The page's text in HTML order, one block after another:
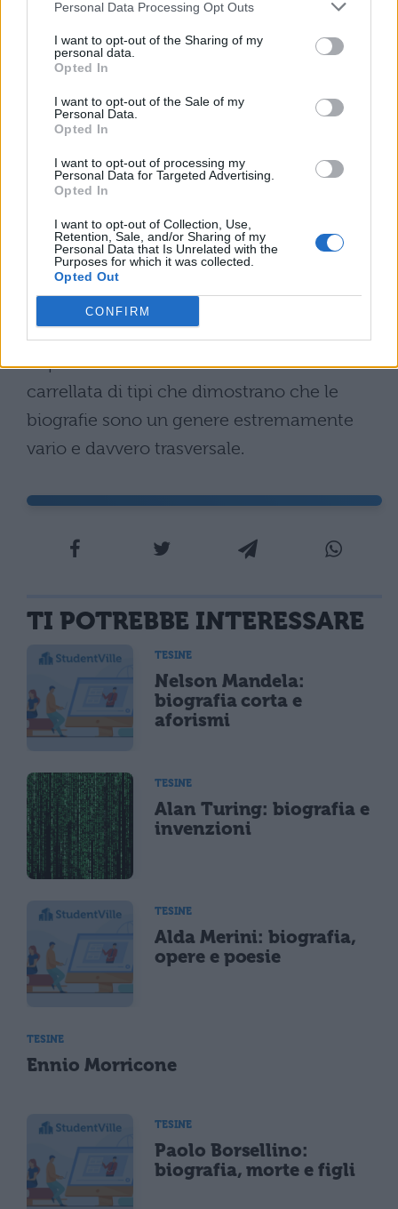
Personal Data Processing Opt Outs
I want to opt-out of the Sharing of my
personal data.
Opted In
I want to opt-out of the Sale of my
Personal Data.
Opted In
I want to opt-out of processing my
Personal Data for Targeted Advertising.
Opted In
I want to opt-out of Collection, Use,
Retention, Sale, and/or Sharing of my
Personal Data that Is Unrelated with the
Purposes for which it was collected.
Opted Out
CONFIRM
scrittori, artisti
Come abbiamo sottolineato, una
è scritta in forma narrativa o di saggio. Ci
sonodiverse tipologie
la prima è quando il racconto è fatto dallo
stesso soggetto protagonista e prende il
Ma ci sonomoltissime altre tipologie
vengono raccontate le vite di personaggi
storici, politici, star dello sport e della
musica, persone del passato e del presente,
importanti a livello sociale e culturale. Una
carrellata di tipi che dimostrano che le
biografie sono un genere estremamente
vario e davvero trasversale.
TI POTREBBE INTERESSARE
TESINE
Nelson Mandela:
biografia corta e
aforismi
TESINE
Alan Turing: biografia e
invenzioni
TESINE
Alda Merini: biografia,
opere e poesie
TESINE
Ennio Morricone
TESINE
Paolo Borsellino:
biografia, morte e figli